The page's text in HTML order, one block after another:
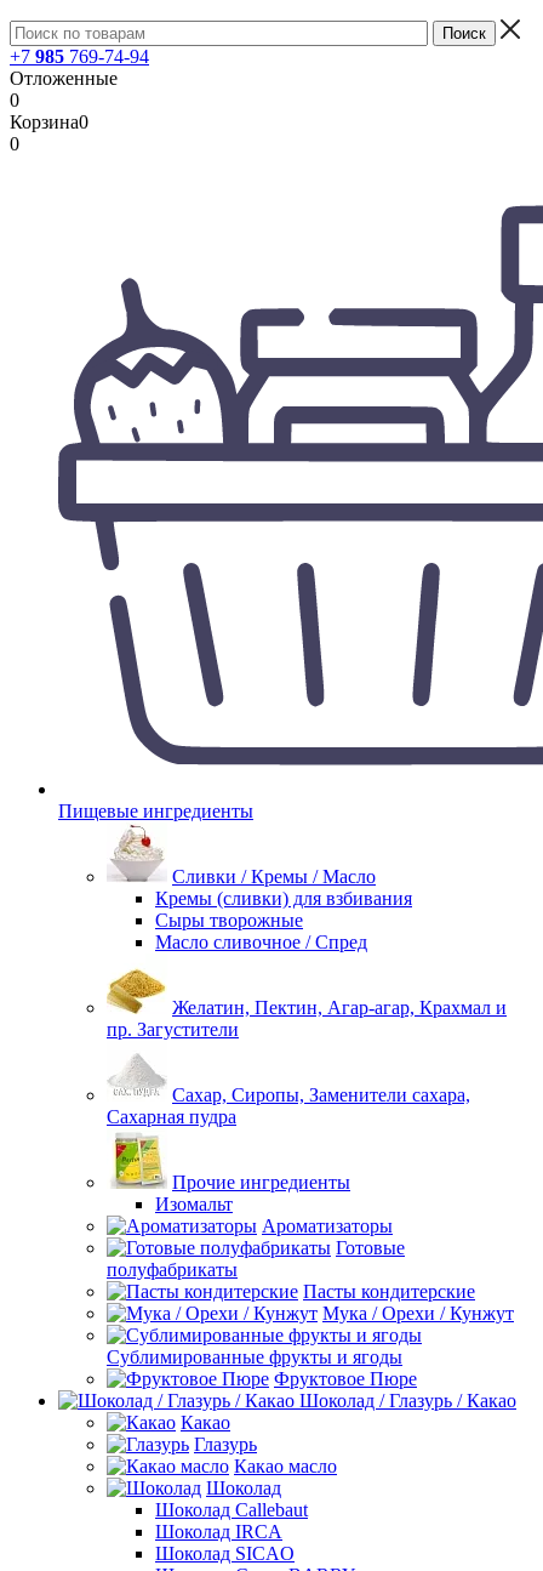
+7 985 769-74-94
Отложенные
0
Корзина0
0
Пищевые ингредиенты
Сливки / Кремы / Масло
Кремы (сливки) для взбивания
Сыры творожные
Масло сливочное / Спред
Желатин, Пектин, Агар-агар, Крахмал и
пр. Загустители
Сахар, Сиропы, Заменители сахара,
Сахарная пудра
Прочие ингредиенты
Изомальт
Ароматизаторы
Готовые
полуфабрикаты
Пасты кондитерские
Мука / Орехи / Кунжут
Сублимированные фрукты и ягоды
Фруктовое Пюре
Шоколад / Глазурь / Какао
Какао
Глазурь
Какао масло
Шоколад
Шоколад Callebaut
Шоколад IRCA
Шоколад SICAO